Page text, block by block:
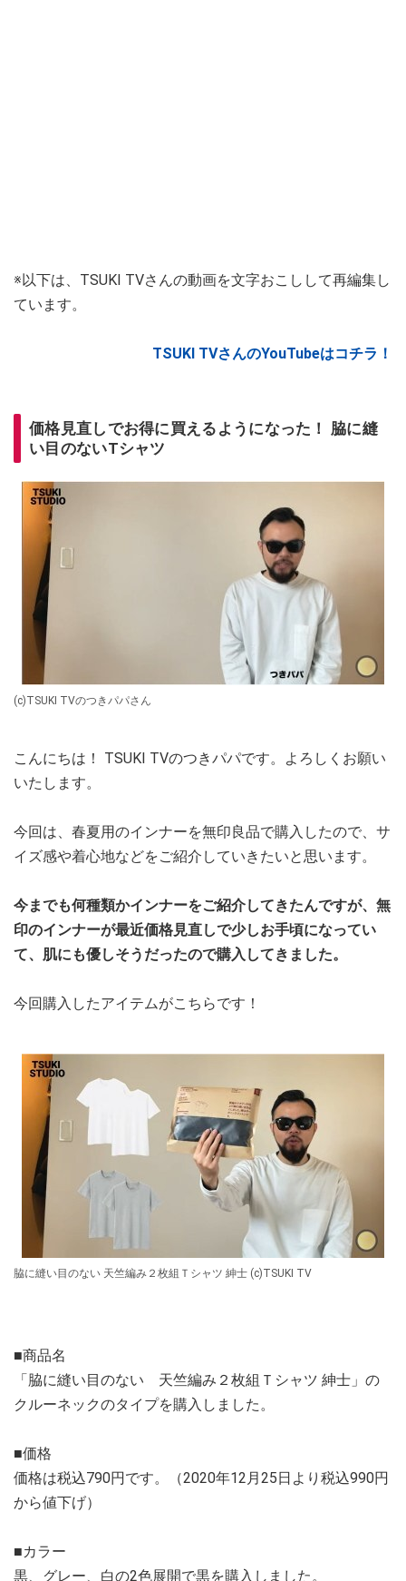
※以下は、TSUKI TVさんの動画を文字おこしして再編集し
ています。
TSUKI TVさんのYouTubeはコチラ！
価格見直しでお得に買えるようになった！ 脇に縫
い目のないTシャツ
(c)TSUKI TVのつきパパさん
こんにちは！ TSUKI TVのつきパパです。よろしくお願い
いたします。
今回は、春夏用のインナーを無印良品で購入したので、サ
イズ感や着心地などをご紹介していきたいと思います。
今までも何種類かインナーをご紹介してきたんですが、無
印のインナーが最近価格見直しで少しお手頃になってい
て、肌にも優しそうだったので購入してきました。
今回購入したアイテムがこちらです！
脇に縫い目のない 天竺編み２枚組Ｔシャツ 紳士 (c)TSUKI TV
■商品名
「脇に縫い目のない 天竺編み２枚組Ｔシャツ 紳士」の
クルーネックのタイプを購入しました。
■価格
価格は税込790円です。（2020年12月25日より税込990円
から値下げ）
■カラー
黒、グレー、白の2色展開で黒を購入しました。